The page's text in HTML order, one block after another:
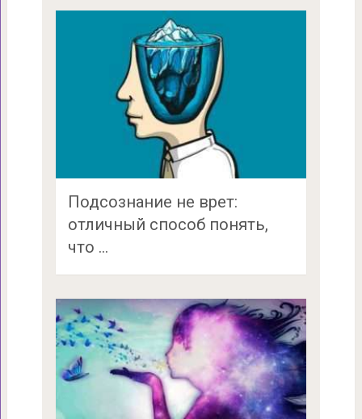
Подсознание не врет:
отличный способ понять,
что …